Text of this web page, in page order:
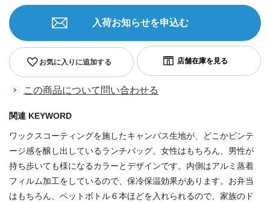
お気に入りに追加する
入荷お知らせを申込む
この商品について問い合わせる
関連 KEYWORD
ワックスコーティングを施したキャンバス生地が、どこかビンテ
ージ感を醸し出しているランチバッグ。女性はもちろん、男性が
持ち歩いても様になるカラーとデザインです。内側はアルミ蒸着
フィルム加工をしているので、保冷保温効果があります。お弁当
はもちろん、ペットボトル６本ほどを入れられるので、家族のド